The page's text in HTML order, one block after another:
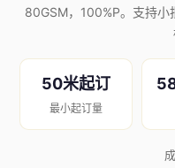
80GSM，100%P。支持
50米起订
最小起订量